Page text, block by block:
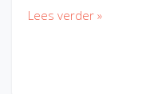
Lees verder »